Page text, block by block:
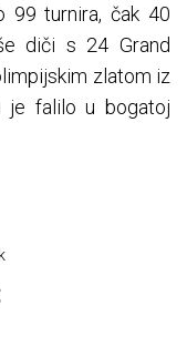
99 turnira, čak 40
diči s 24 Grand
zlatom iz
je falilo u bogatoj